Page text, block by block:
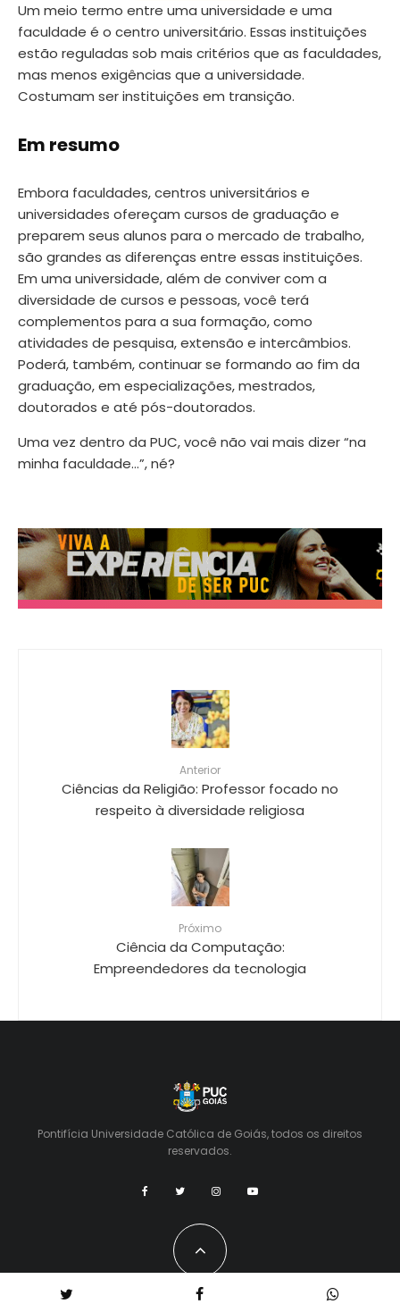
Um meio termo entre uma universidade e uma
faculdade é o centro universitário. Essas instituições
estão reguladas sob mais critérios que as faculdades,
mas menos exigências que a universidade.
Costumam ser instituições em transição.
Em resumo
Embora faculdades, centros universitários e
universidades ofereçam cursos de graduação e
preparem seus alunos para o mercado de trabalho,
são grandes as diferenças entre essas instituições.
Em uma universidade, além de conviver com a
diversidade de cursos e pessoas, você terá
complementos para a sua formação, como
atividades de pesquisa, extensão e intercâmbios.
Poderá, também, continuar se formando ao fim da
graduação, em especializações, mestrados,
doutorados e até pós-doutorados.
Uma vez dentro da PUC, você não vai mais dizer “na
minha faculdade…”, né?
Anterior
Ciências da Religião: Professor focado no
respeito à diversidade religiosa
Próximo
Ciência da Computação:
Empreendedores da tecnologia
Pontifícia Universidade Católica de Goiás, todos os direitos
reservados.